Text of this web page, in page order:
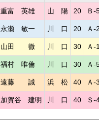
重富 英雄 山 陽 20 Ｂ-
永瀬 敏一 川 口 20 Ａ-
山田 徹 川 口 30 Ａ-
福村 唯倫 川 口 30 Ａ-
遠藤 誠 浜 松 40 Ａ-3
加賀谷 建明 川 口 40 Ｓ-